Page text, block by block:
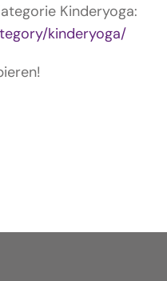
Kinderyoga:
kinderyoga/